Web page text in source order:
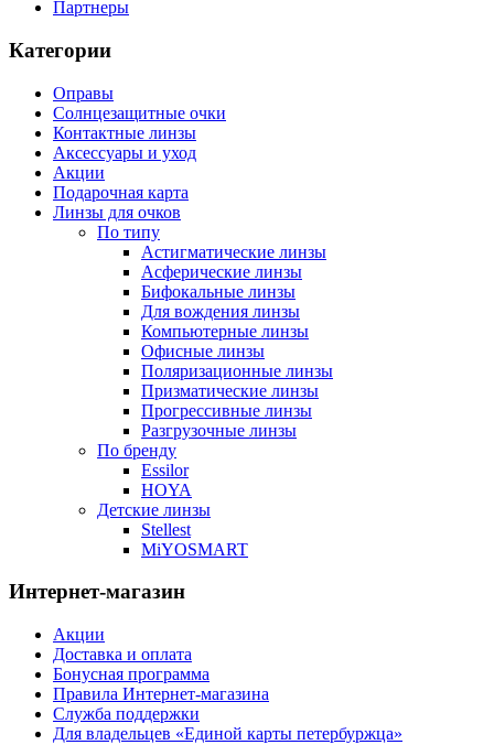
Партнеры
Категории
Оправы
Солнцезащитные очки
Контактные линзы
Аксессуары и уход
Акции
Подарочная карта
Линзы для очков
По типу
Астигматические линзы
Асферические линзы
Бифокальные линзы
Для вождения линзы
Компьютерные линзы
Офисные линзы
Поляризационные линзы
Призматические линзы
Прогрессивные линзы
Разгрузочные линзы
По бренду
Essilor
HOYA
Детские линзы
Stellest
MiYOSMART
Интернет-магазин
Акции
Доставка и оплата
Бонусная программа
Правила Интернет-магазина
Служба поддержки
Для владельцев «Единой карты петербуржца»